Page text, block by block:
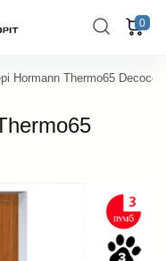
0
Hormann Thermo65